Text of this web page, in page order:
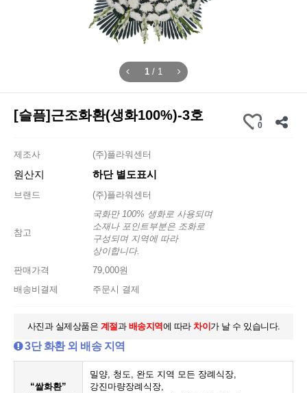
1 / 1
[슬픔]근조화환(생화100%)-3호
0
제조사 (주)플라워센터
원산지 하단 별도표시
브랜드 (주)플라워센터
참고
국화만 100% 생화로 사용되며
소재나 포인트부분은 조화로
구성되며 지역에 따라
상이합니다.
판매가격
79,000원
배송비결제
주문시 결제
사진과 실제상품은 계절과 배송지역에 따라 차이 가 날 수 있습니다.
3단 화환 외 배송 지역
“쌀화환”
밀양, 청도, 완도 지역 모든 장례식장,
강진마량장례식장,